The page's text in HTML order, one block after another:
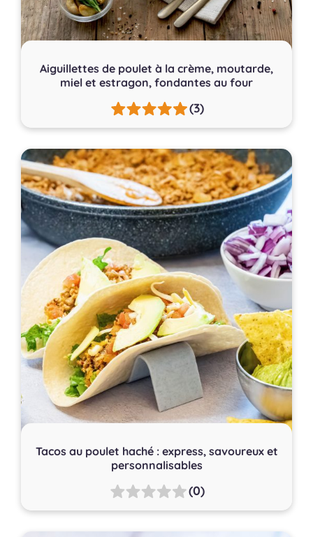
Aiguillettes de poulet à la crème, moutarde,
miel et estragon, fondantes au four
(3)
Tacos au poulet haché : express, savoureux et
personnalisables
(0)